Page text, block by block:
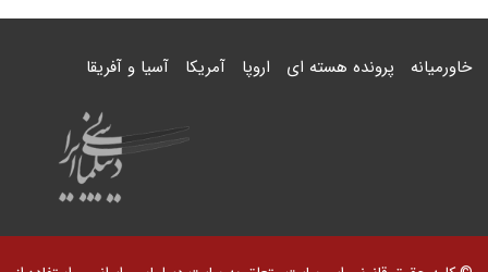
خاورمیانه پرونده هسته ای اروپا آمریکا آسیا و آفریقا